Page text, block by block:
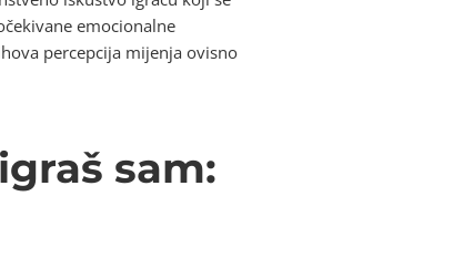
emocionalne
percepcija mijenja ovisno
sam: